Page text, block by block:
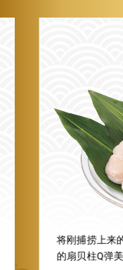
将刚捕捞上来
的扇贝柱Q弹美